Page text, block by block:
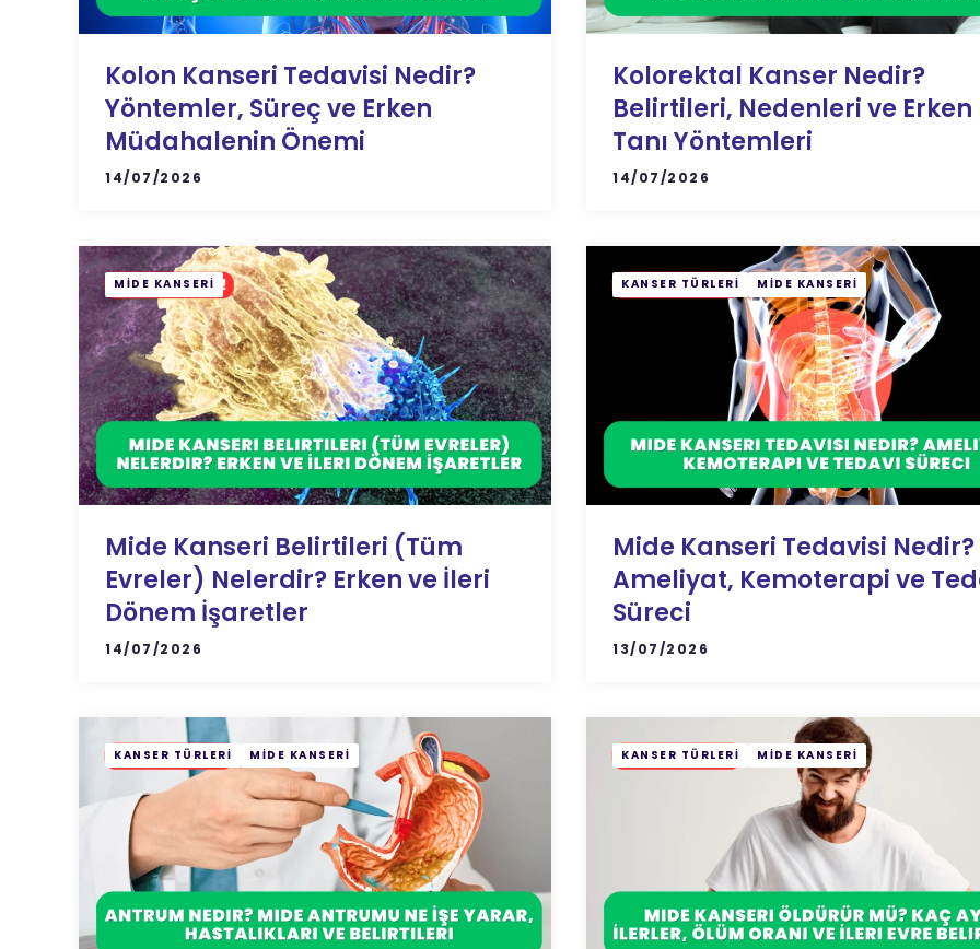
Kolon Kanseri Tedavisi Nedir?
Yöntemler, Süreç ve Erken
Müdahalenin Önemi
14/07/2026
Kolorektal Kanser Nedir?
Belirtileri, Nedenleri ve Erken
Tanı Yöntemleri
14/07/2026
MIDE KANSERI
Mide Kanseri Belirtileri (Tüm
Evreler) Nelerdir? Erken ve İleri
Dönem İşaretler
14/07/2026
KANSER TÜRLERI MIDE KANSERI
Mide Kanseri Tedavisi Nedir?
Ameliyat, Kemoterapi ve
Süreci
13/07/2026
KANSER TÜRLERI MIDE KANSERI KANSER TÜRLERI MIDE KANSERI